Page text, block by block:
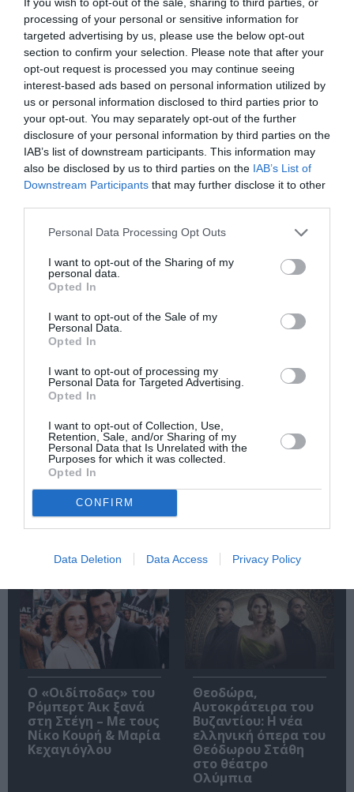
processing of your personal or sensitive information for
targeted advertising by us, please use the below opt-out
section to confirm your selection. Please note that after your
opt-out request is processed you may continue seeing
interest-based ads based on personal information utilized by
us or personal information disclosed to third parties prior to
your opt-out. You may separately opt-out of the further
disclosure of your personal information by third parties on the
IAB’s list of downstream participants. This information may
also be disclosed by us to third parties on the IAB’s List of
Downstream Participants that may further disclose it to other
Personal Data Processing Opt Outs
I want to opt-out of the Sharing of my
personal data.
Opted In
I want to opt-out of the Sale of my
Personal Data.
Opted In
I want to opt-out of processing my
Personal Data for Targeted Advertising.
Opted In
I want to opt-out of Collection, Use,
Retention, Sale, and/or Sharing of my
Personal Data that Is Unrelated with the
Purposes for which it was collected.
Opted In
CONFIRM
Data Deletion Data Access Privacy Policy
Σχετικά Άρθρα
αποκάλυψε ότι δεν
θέλει να
ποτέ ξανά σε ταινία
ελεύθερη είσοδο
στον Θερινό
Κινηματογράφο
Αγίας Παρασκευής |
από 1 δισ. δολάρια
για το “Spider-Man:
Brand New Day”
“Without Blood” της
Αντζελίνα Τζολί θα
κάνει πρεμιέρα τον
Δημοφιλή Άρθρα
O «Οιδίποδας» του
Ρόμπερτ Άικ ξανά
στη Στέγη – Με τους
Νίκο Κουρή & Μαρία
Κεχαγιόγλου
Θεοδώρα,
Αυτοκράτειρα του
Βυζαντίου: Η νέα
ελληνική όπερα του
Θεόδωρου Στάθη
στο θέατρο
Ολύμπια